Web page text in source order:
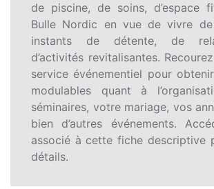
de piscine, de soins, d’espace
Bulle Nordic en vue de vivre de
instants de détente, de
d’activités revitalisantes.
service événementiel pour
modulables quant à
séminaires, votre mariage, vos
bien d’autres événements.
associé à cette fiche descriptive
détails.